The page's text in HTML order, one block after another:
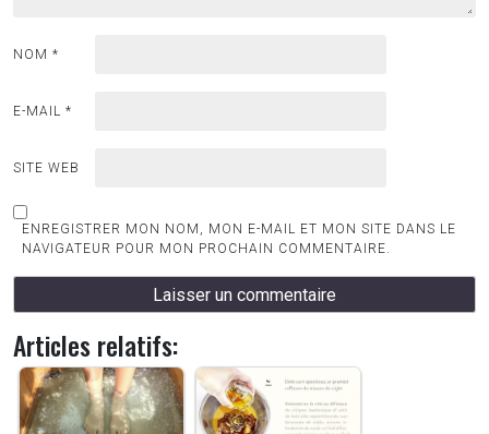
NOM *
E-MAIL *
SITE WEB
ENREGISTRER MON NOM, MON E-MAIL ET MON SITE DANS LE
NAVIGATEUR POUR MON PROCHAIN COMMENTAIRE.
Articles relatifs: